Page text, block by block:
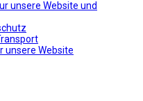
unsere Website und
unsere Website